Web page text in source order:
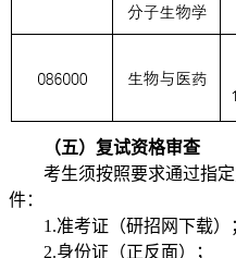
（五）复试资格审查
考生须按照要求通过指定
件：
1.准考证（研招网下载）
2.身份证（正反面）；